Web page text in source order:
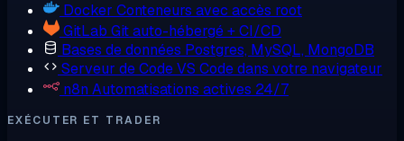
Docker Conteneurs avec accès root
GitLab Git auto-hébergé + CI/CD
Bases de données Postgres, MySQL, MongoDB
Serveur de CodeVS Code dans votre navigateur
n8n Automatisations actives 24/7
EXÉCUTER ET TRADER